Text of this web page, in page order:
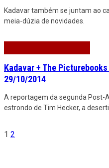
Kadavar também se juntam ao
meia-dúzia de novidades.
Kadavar + The
29/10/2014
A reportagem da segunda Post-
estrondo de Tim Hecker, a
1 2